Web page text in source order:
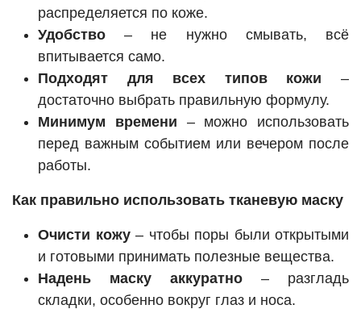
распределяется по коже.
Удобство – не нужно смывать, всё
впитывается само.
Подходят для всех типов кожи –
достаточно выбрать правильную формулу.
Минимум времени – можно использовать
перед важным событием или вечером после
работы.
Как правильно использовать тканевую маску
Очисти кожу– чтобы поры были открытыми
и готовыми принимать полезные вещества.
Надень маску аккуратно – разгладь
складки, особенно вокруг глаз и носа.